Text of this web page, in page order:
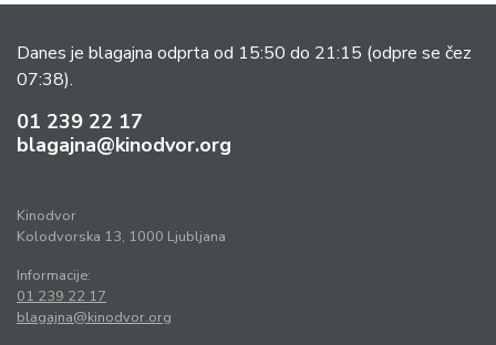
Danes je blagajna odprta od 15:50 do 21:15 (odpre se čez
07:38).
01 239 22 17
blagajna@kinodvor.org
Kinodvor
Kolodvorska 13, 1000 Ljubljana
Informacije:
01 239 22 17
blagajna@kinodvor.org